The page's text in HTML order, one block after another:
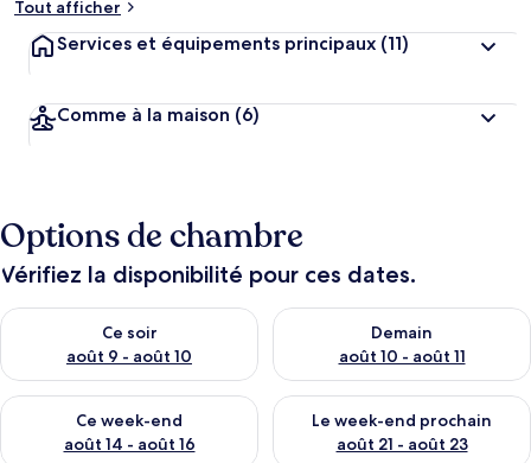
Tout afficher
Services et équipements principaux (11)
Comme à la maison (6)
Options de chambre
Vérifiez la disponibilité pour ces dates.
Ce soir
août 9 - août 10
Vérifier la disponibilité pour ce soir août 9 - août 10
Demain
août 10 - août 11
Vérifier la disponibilité pour
Ce week-end
août 14 - août 16
Vérifier la disponibilité pour ce week-end août 14 - août 16
Le week-end prochain
août 21 - août 23
Vérifier la disponibilité pour